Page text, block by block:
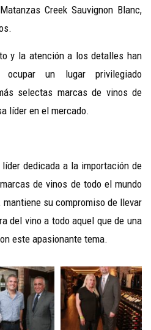
Creek Sauvignon Blanc,
y la atención a los detalles han
un lugar privilegiado
selectas marcas de vinos de
líder en el mercado.
dedicada a la importación de
de vinos de todo el mundo
mantiene su compromiso de llevar
del vino a todo aquel que de una
este apasionante tema.